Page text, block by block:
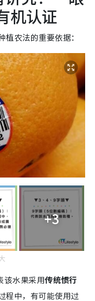
机认证
农法的重要依据：
+3
该水果采用传统惯行
程中，有可能使用过